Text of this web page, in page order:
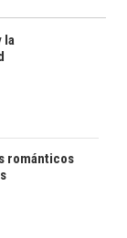
la
románticos